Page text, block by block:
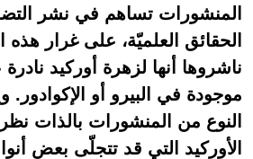
المنشورات تساهم في نشر
الحقائق العلميّة، على غرار
ناشروها أنها لزهرة أوركيد
موجودة في البيرو أو
النوع من المنشورات بالذات
الأوركيد التي قد تتجلّى بعض